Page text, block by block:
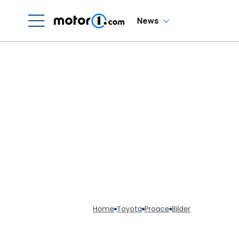
News
Home Toyota Proace Bilder